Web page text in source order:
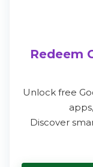
Redeem
Unlock free
Discover